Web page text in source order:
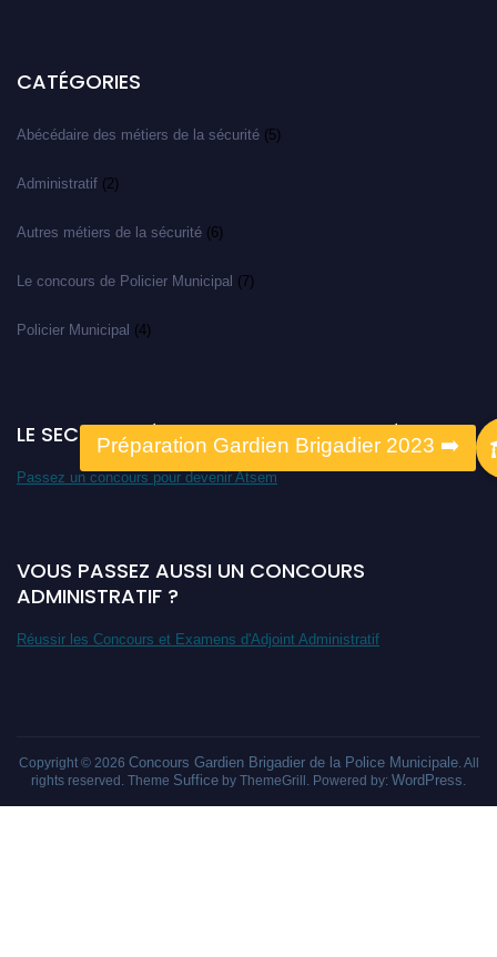
CATÉGORIES
Abécédaire des métiers de la sécurité (5)
Administratif (2)
Autres métiers de la sécurité (6)
Le concours de Policier Municipal (7)
Policier Municipal (4)
LE SECTEUR MÉDICO-SOCIAL VOUS INTÉRESSE ?
Passez un concours pour devenir Atsem
VOUS PASSEZ AUSSI UN CONCOURS
ADMINISTRATIF ?
Réussir les Concours et Examens d'Adjoint Administratif
Copyright © 2026 Concours Gardien Brigadier de la Police Municipale. All
rights reserved. Theme Suffice by ThemeGrill. Powered by: WordPress.